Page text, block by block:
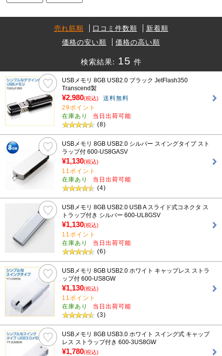
売れ筋順 口コミ件数順
新着順
価格の安い順
価格の高い順
検索結果: 15 件
USBメモリ 8GB USB2.0 ブラック JetFlash350
Transcend製
¥2,980(税込)
送料無料
29ポイント
在庫あり
当日出荷可能
(8)
USBメモリ 8GB USB2.0 シルバー スイングタイプ スト
ラップ付 600-US8GASV
¥1,130(税込)
11ポイント
在庫あり
当日出荷可能
(4)
USBメモリ 8GB USB2.0 USB A スライド式コネクタ ス
トラップ付き シルバー 600-UL8GSV
¥1,130(税込)
11ポイント
在庫あり
当日出荷可能
(6)
USBメモリ 8GB USB2.0 ホワイト キャップレス ストラ
ップ付 600-US8GW
¥1,130(税込)
11ポイント
在庫あり
当日出荷可能
(3)
USBメモリ 8GB USB3.0 ホワイト スイング式 キャップ
レス ストラップ付き 600-3US8GW
¥1,780(税込)